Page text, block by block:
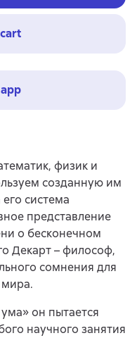
физик и
созданную им
система
представление
о бесконечном
Декарт – философ,
сомнения для
он пытается
научного занятия